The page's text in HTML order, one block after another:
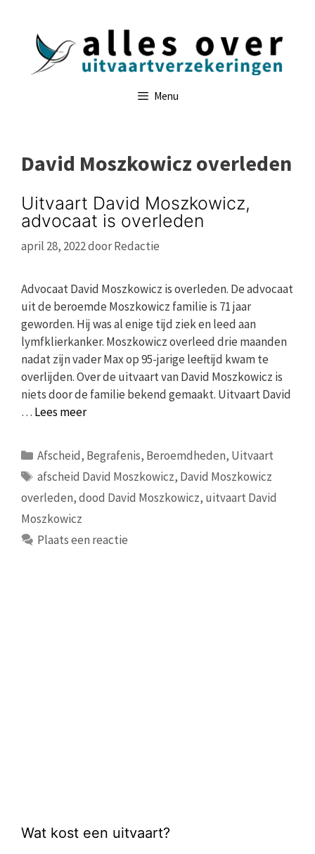
Menu
David Moszkowicz overleden
Uitvaart David Moszkowicz,
advocaat is overleden
april 28, 2022doorRedactie
Advocaat David Moszkowicz is overleden. De advocaat
uit de beroemde Moszkowicz familie is 71 jaar
geworden. Hij was al enige tijd ziek en leed aan
lymfklierkanker. Moszkowicz overleed drie maanden
nadat zijn vader Max op 95-jarige leeftijd kwam te
overlijden. Over de uitvaart van David Moszkowicz is
niets door de familie bekend gemaakt. Uitvaart David
… Lees meer
Categorieën
Afscheid, Begrafenis, Beroemdheden, Uitvaart
Tags
afscheid David Moszkowicz, David Moszkowicz
overleden,dood David Moszkowicz, uitvaart David
Moszkowicz
Plaats een reactie
Wat kost een uitvaart?